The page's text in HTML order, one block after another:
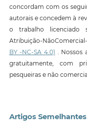
concordam com os
autorais e concedem à
o trabalho licenciado
Atribuição-
BY -NC-SA 4.0) . Nossos
gratuitamente, com
pesqueiras e não
Artigos Semelhantes